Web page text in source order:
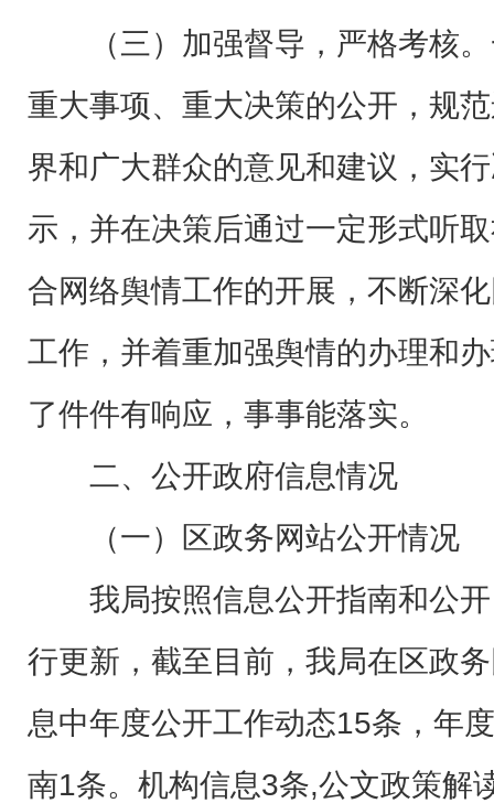
（三）加强督导，严格考核。
重大事项、重大决策的公开，规
界和广大群众的意见和建议，实
示，并在决策后通过一定形式听
合网络舆情工作的开展，不断深
工作，并着重加强舆情的办理和
了件件有响应，事事能落实。
二、公开政府信息情况
（一）区政务网站公开情况
我局按照信息公开指南和公开
行更新，截至目前，我局在区政
息中年度公开工作动态15条，年
南1条。机构信息3条,公文政策解